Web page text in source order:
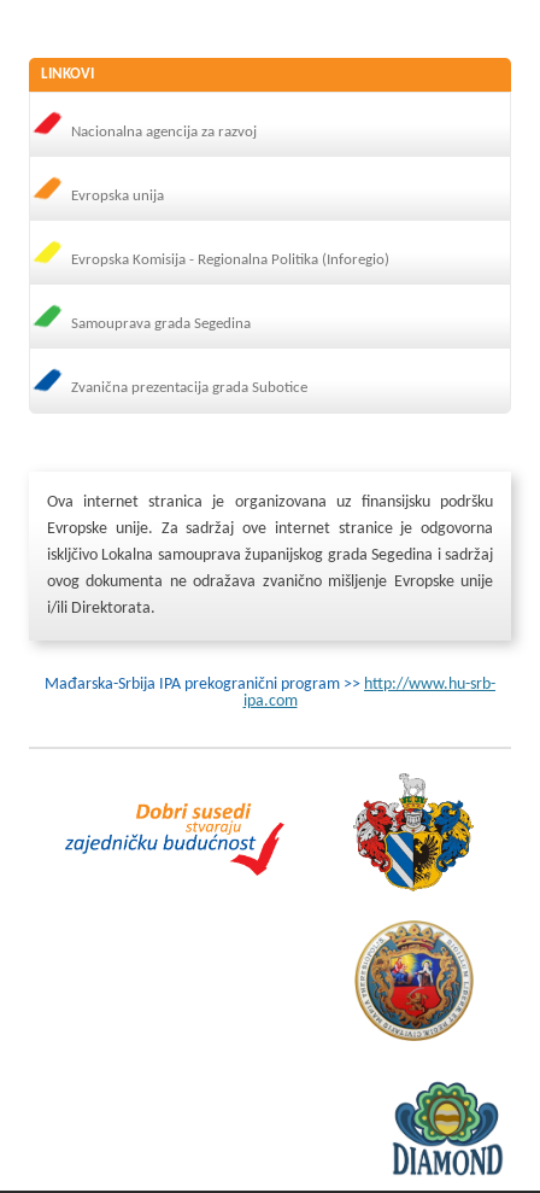
LINKOVI
Nacionalna agencija za razvoj
Evropska unija
Evropska Komisija - Regionalna Politika (Inforegio)
Samouprava grada Segedina
Zvanična prezentacija grada Subotice
Ova internet stranica je organizovana uz finansijsku podršku
Evropske unije. Za sadržaj ove internet stranice je odgovorna
iskljčivo Lokalna samouprava županijskog grada Segedina i sadržaj
ovog dokumenta ne odražava zvanično mišljenje Evropske unije
i/ili Direktorata.
Mađarska-Srbija IPA prekogranični program >> http://www.hu-srb-
ipa.com